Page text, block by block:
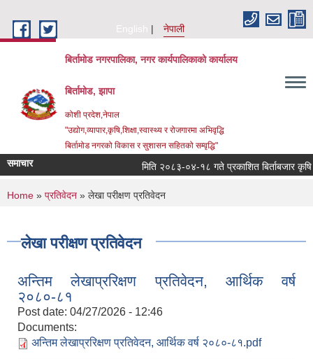
English
नेपाली
बिर्तामोड नगरपालिका, नगर कार्यपालिकाको कार्यालय
बिर्तामोड, झापा
कोशी प्रदेश,नेपाल
"उद्योग,व्यापार,कृषि,शिक्षा,स्वास्थ्य र रोजगारमा अभिवृद्धि
बिर्तामोड नगरको विकास र सुशासन सहितको सम्वृद्धि"
समाचार मिति २०८३-०४-१८ गते प्रकाशित बिर्ताबजार कृषि
You are here
Home » प्रतिवेदन » लेखा परीक्षण प्रतिवेदन
लेखा परीक्षण प्रतिवेदन
अन्तिम लेखाप्ररिक्षण प्रतिवेदन, आर्थिक वर्ष
२०८०-८१
Post date: 04/27/2026 - 12:46
Documents:
अन्तिम लेखाप्ररिक्षण प्रतिवेदन, आर्थिक वर्ष २०८०-८१.pdf